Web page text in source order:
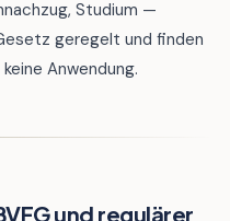
Studium —
geregelt und finden
Anwendung.
und regulärer